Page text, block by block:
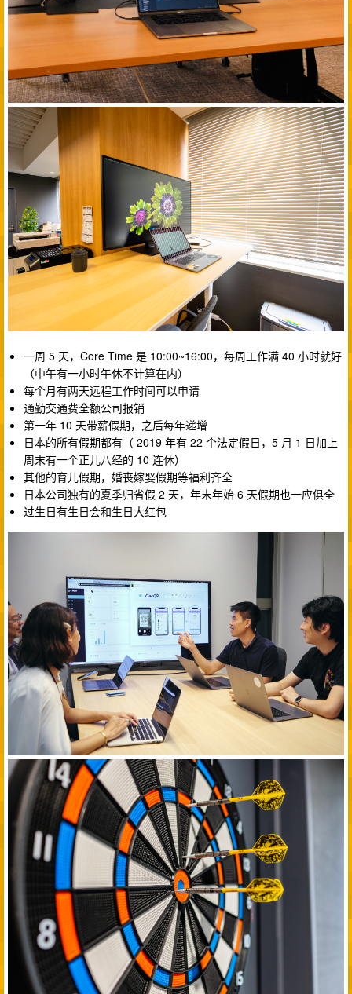
一周 5 天，Core Time 是 10:00~16:00，每周工作满 40 小时就好
（中午有一小时午休不计算在内）
每个月有两天远程工作时间可以申请
通勤交通费全额公司报销
第一年 10 天带薪假期，之后每年递增
日本的所有假期都有（ 2019 年有 22 个法定假日，5 月 1 日加上
周末有一个正儿八经的 10 连休）
其他的育儿假期，婚丧嫁娶假期等福利齐全
日本公司独有的夏季归省假 2 天，年末年始 6 天假期也一应俱全
过生日有生日会和生日大红包